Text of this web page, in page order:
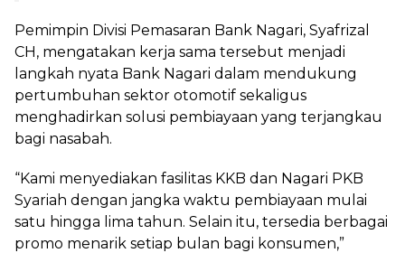
Pemimpin Divisi Pemasaran Bank Nagari, Syafrizal
CH, mengatakan kerja sama tersebut menjadi
langkah nyata Bank Nagari dalam mendukung
pertumbuhan sektor otomotif sekaligus
menghadirkan solusi pembiayaan yang terjangkau
bagi nasabah.
“Kami menyediakan fasilitas KKB dan Nagari PKB
Syariah dengan jangka waktu pembiayaan mulai
satu hingga lima tahun. Selain itu, tersedia berbagai
promo menarik setiap bulan bagi konsumen,”